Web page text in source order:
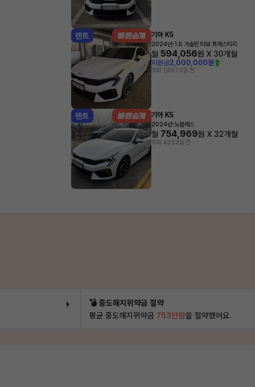
렌트 기아 K5
2024년·1.6 가솔린 터보 프레스티지
월 594,056원 X 30개월
지원금2,000,000원
조회 1,8973일 전
렌트 기아 K5
2024년·노블레스
월 754,969원 X 32개월
조회 4553일 전
💣 중도해지위약금 절약
평균 중도해지위약금 753만원을 절약했어요.